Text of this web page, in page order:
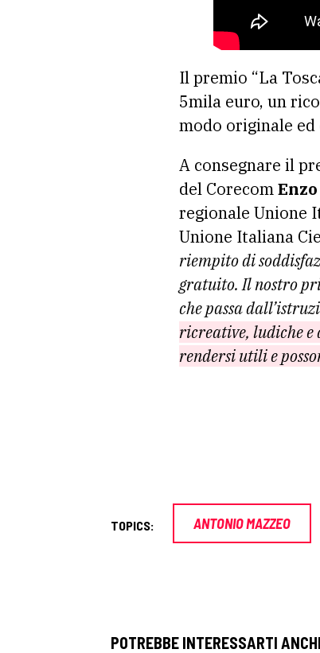
Il premio “La
5mila euro, un
modo originale ed
A consegnare il
del Corecom
regionale Unione
Unione Italiana
riempito di
gratuito. Il nostro
che passa
ricreative, ludiche e
rendersi utili e
TOPICS: ANTONIO MAZZEO
POTREBBE INTERESSARTI